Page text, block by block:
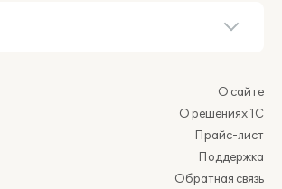
О сайте
О решениях 1С
Прайс-лист
Поддержка
Обратная связь